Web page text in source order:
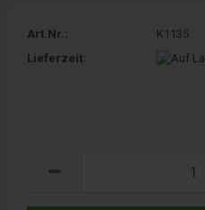
Art.Nr.:
K1135
Lieferzeit: